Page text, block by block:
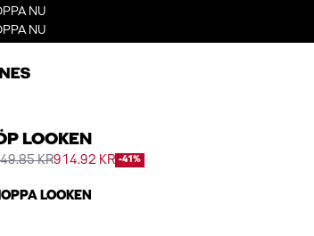
NU
NU
LOOKEN
KR914.92 KR -41%
LOOKEN